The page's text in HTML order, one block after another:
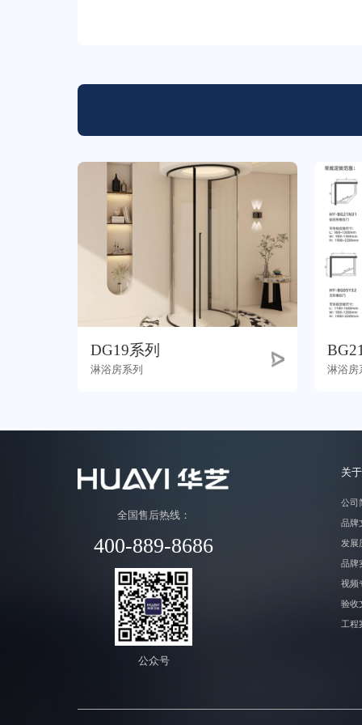
DG19系列
淋浴房系列 淋浴房
全国售后热线：
400-889-8686
公众号
关
公司
品牌
发展
品牌
视频
验收
工程